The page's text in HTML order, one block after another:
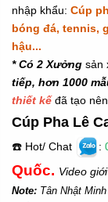
nhập khẩu: Cúp
bóng đá, tennis,
hậu...
* Có 2 Xưởng sản
tiếp, hơn 1000
thiết kế đã tạo
Cúp Pha Lê
☎️ Hot/ Chat :
Quốc. Video
Note: Tân Nhật